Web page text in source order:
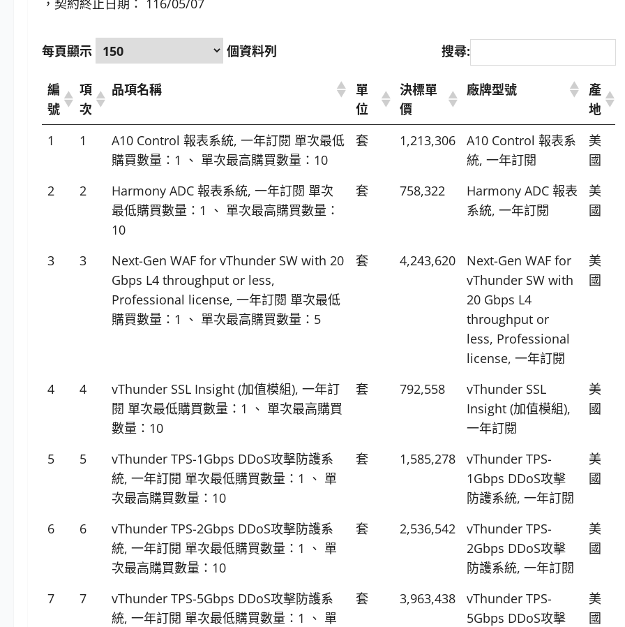
，契約終止日期： 116/05/07
每頁顯示 個資料列 搜尋:
編
號
項
次
品項名稱
單
位
決標單
價
廠牌型號
產
地
1
1
A10 Control 報表系統, 一年訂閱 單次最低
購買數量：1 、 單次最高購買數量：10
套 1,213,306
A10 Control 報表系
統, 一年訂閱
美
國
2
2
Harmony ADC 報表系統, 一年訂閱 單次
最低購買數量：1 、 單次最高購買數量：
10
套 758,322
Harmony ADC 報表
系統, 一年訂閱
美
國
3 3
Next-Gen WAF for vThunder SW with 20
Gbps L4 throughput or less,
Professional license, 一年訂閱 單次最低
購買數量：1 、 單次最高購買數量：5
套 4,243,620
Next-Gen WAF for
vThunder SW with
20 Gbps L4
throughput or
less, Professional
license, 一年訂閱
美
國
4 4
vThunder SSL Insight (加值模組), 一年訂
閱 單次最低購買數量：1 、 單次最高購買
數量：10
套 792,558
vThunder SSL
Insight (加值模組),
一年訂閱
美
國
5 5
vThunder TPS-1Gbps DDoS攻擊防護系
統, 一年訂閱 單次最低購買數量：1 、 單
次最高購買數量：10
套 1,585,278
vThunder TPS-
1Gbps DDoS攻擊
防護系統, 一年訂閱
美
國
6 6
vThunder TPS-2Gbps DDoS攻擊防護系
統, 一年訂閱 單次最低購買數量：1 、 單
次最高購買數量：10
套 2,536,542
vThunder TPS-
2Gbps DDoS攻擊
防護系統, 一年訂閱
美
國
7 7
vThunder TPS-5Gbps DDoS攻擊防護系
統, 一年訂閱 單次最低購買數量：1 、 單
套 3,963,438
vThunder TPS-
5Gbps DDoS攻擊
美
國